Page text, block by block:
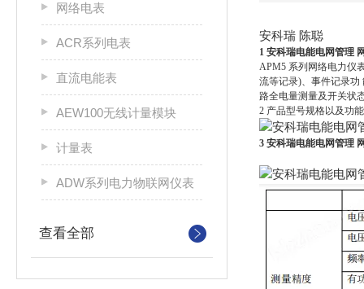
网络电表
ACR系列电表
直流电能表
AEW100无线计量模块
计量表
ADW系列电力物联网仪表
查看全部
安科瑞 陈聪
1 安科瑞电能电网管理
APM5 系列网络电力仪
流等记录)、事件记录功
路全电量测量及开关状
2 产品型号规格以及功能
3 安科瑞电能电网管理